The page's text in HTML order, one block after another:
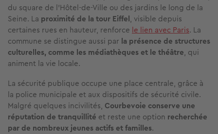
du square de l’Hôtel-de-Ville ou des jardins le long de la
Seine. La proximité de la tour Eiffel, visible depuis
certaines rues en hauteur, renforce le lien avec Paris. La
commune se distingue aussi par la présence de structures
culturelles, comme les médiathèques et le théâtre, qui
animent la vie locale.
La sécurité publique occupe une place centrale, grâce à
la police municipale et aux dispositifs de sécurité civile.
Malgré quelques incivilités, Courbevoie conserve une
réputation de tranquillité et reste une option recherchée
par de nombreux jeunes actifs et familles.